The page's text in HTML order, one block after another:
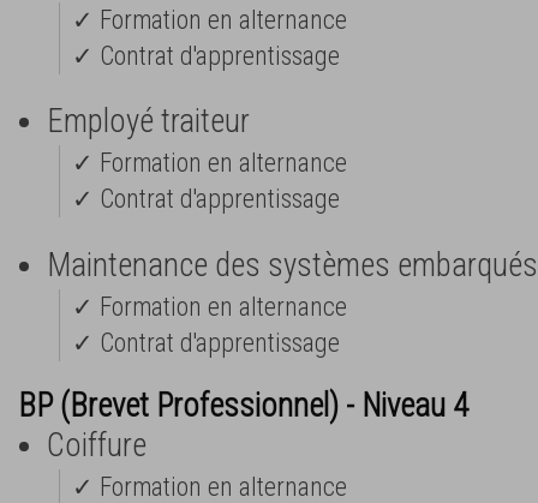
✓ Formation en alternance
✓ Contrat d'apprentissage
Employé traiteur
✓ Formation en alternance
✓ Contrat d'apprentissage
Maintenance des systèmes
✓ Formation en alternance
✓ Contrat d'apprentissage
BP (Brevet Professionnel) - Niveau 4
Coiffure
✓ Formation en alternance